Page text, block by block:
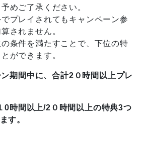
めご了承ください。
プレイされてもキャンペーン参
されません。
条件を満たすことで、下位の特
ができます。
期間中に、合計2０時間以上プレ
0時間以上/2０時間以上の特典3つ
す。